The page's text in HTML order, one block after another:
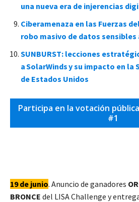
una nueva era de injerencias
Ciberamenaza en las Fuerzas
robo masivo de datos
SUNBURST: lecciones
a SolarWinds y su impacto en la
de Estados Unidos
Participa en la votación
#1
19 de junio. Anuncio de ganadores
BRONCE del LISA Challenge y